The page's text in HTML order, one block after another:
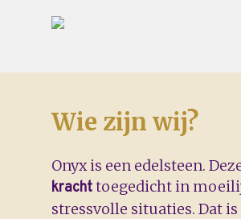
Wie zijn wij?
Onyx is een edelsteen.
krachttoegedicht in
stressvolle situaties. Dat
uitvaart
Nu alvast doen
regelen
Overlijden